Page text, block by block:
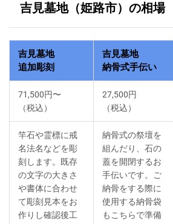
吉見墓地（姫路市）の相場
吉見墓地
追加彫刻
吉見墓地
納骨式手伝い
71,500円〜
（税込）
27,500円
（税込）
竿石や霊標に戒
名法名などを彫
刻します。既存
の文字の大きさ
や書体に合わせ
て彫刻見本をお
作りし確認後工
納骨式の祭壇を
組んだり、石の
蓋を開閉するお
手伝いです。ご
納骨をする際に
使用する納骨袋
もこちらで準備